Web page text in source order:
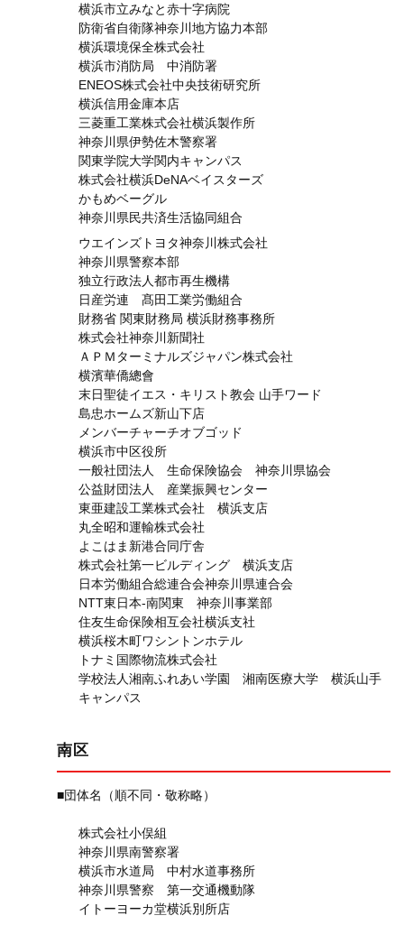
横浜市立みなと赤十字病院
防衛省自衛隊神奈川地方協力本部
横浜環境保全株式会社
横浜市消防局 中消防署
ENEOS株式会社中央技術研究所
横浜信用金庫本店
三菱重工業株式会社横浜製作所
神奈川県伊勢佐木警察署
関東学院大学関内キャンパス
株式会社横浜DeNAベイスターズ
かもめベーグル
神奈川県民共済生活協同組合
ウエインズトヨタ神奈川株式会社
神奈川県警察本部
独立行政法人都市再生機構
日産労連 髙田工業労働組合
財務省 関東財務局 横浜財務事務所
株式会社神奈川新聞社
ＡＰＭターミナルズジャパン株式会社
横濱華僑總會
末日聖徒イエス・キリスト教会 山手ワード
島忠ホームズ新山下店
メンバーチャーチオブゴッド
横浜市中区役所
一般社団法人 生命保険協会 神奈川県協会
公益財団法人 産業振興センター
東亜建設工業株式会社 横浜支店
丸全昭和運輸株式会社
よこはま新港合同庁舎
株式会社第一ビルディング 横浜支店
日本労働組合総連合会神奈川県連合会
NTT東日本-南関東 神奈川事業部
住友生命保険相互会社横浜支社
横浜桜木町ワシントンホテル
トナミ国際物流株式会社
学校法人湘南ふれあい学園 湘南医療大学 横浜山手
キャンパス
南区
■団体名（順不同・敬称略）
株式会社小俣組
神奈川県南警察署
横浜市水道局 中村水道事務所
神奈川県警察 第一交通機動隊
イトーヨーカ堂横浜別所店